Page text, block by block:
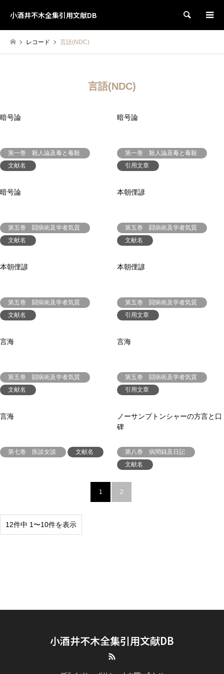
小酒井不木全集引用文献DB 検索
レコード 言語(NDC)
言語(NDC)
暗号論
第一巻 殺人論及毒と毒殺
文献名
暗号論
第一巻 殺人論及毒と毒殺
引用文章
暗号論
第五巻 闘病術及学者気質
文献名
本朝俚諺
第五巻 闘病術及学者気質
文献名
本朝俚諺
第五巻 闘病術及学者気質
文献名
本朝俚諺
第五巻 闘病術及学者気質
引用文章
言海
第五巻 闘病術及学者気質
文献名
言海
第五巻 闘病術及学者気質
引用文章
言海
第七巻 医談女談 文献名
ノーサンプトンシャーの方言と口
碑
第八巻 病間録及日記
文献名
1 2
12件中 1〜10件を表示
小酒井不木全集引用文献DB